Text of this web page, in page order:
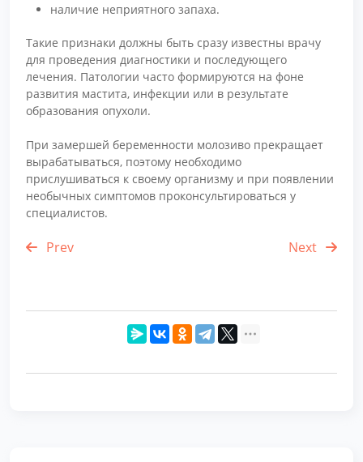
наличие неприятного запаха.
Такие признаки должны быть сразу известны врачу
для проведения диагностики и последующего
лечения. Патологии часто формируются на фоне
развития мастита, инфекции или в результате
образования опухоли.
При замершей беременности молозиво прекращает
вырабатываться, поэтому необходимо
прислушиваться к своему организму и при появлении
необычных симптомов проконсультироваться у
специалистов.
Prev Next